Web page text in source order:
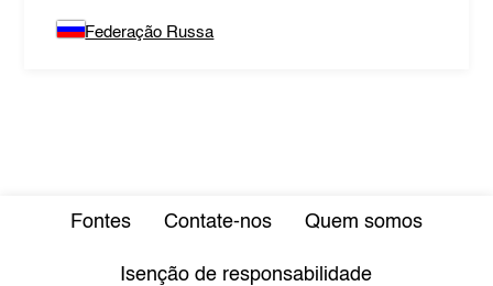
Federação Russa
Fontes Contate-nos Quem somos
Isenção de responsabilidade